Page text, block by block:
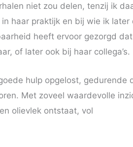
niet zou delen, tenzij ik
haar praktijk en bij wie ik later
heeft ervoor gezorgd
of later ook bij haar collega’s.
hulp opgelost, gedurende
Met zoveel waardevolle
olievlek ontstaat, vol